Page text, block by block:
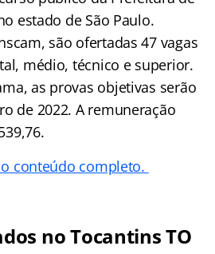
estado de São Paulo.
são ofertadas 47 vagas
médio, técnico e superior.
as provas objetivas serão
de 2022. A remuneração
conteúdo completo.
no Tocantins TO